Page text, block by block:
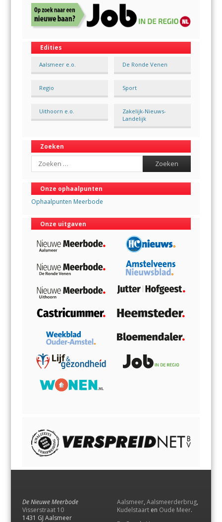
Edities
Aalsmeer e.o. De Ronde Venen
Regio Sport
Uithoorn e.o.
Zakelijk-Nieuws-
Landelijk
Zoeken
Search
Onze ophaalpunten
Ophaalpunten Meerbode
Onze uitgaven
De Nieuwe Meerbode
Visserstraat 10
1431 GJ Aalsmeer
Aalsmeer, Aalsmeerderbrug,
Kudelstaart en Oude Meer.